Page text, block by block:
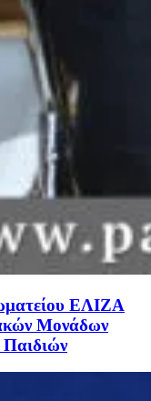
ΕΛΙΖΑ
Μονάδων
Παιδιών